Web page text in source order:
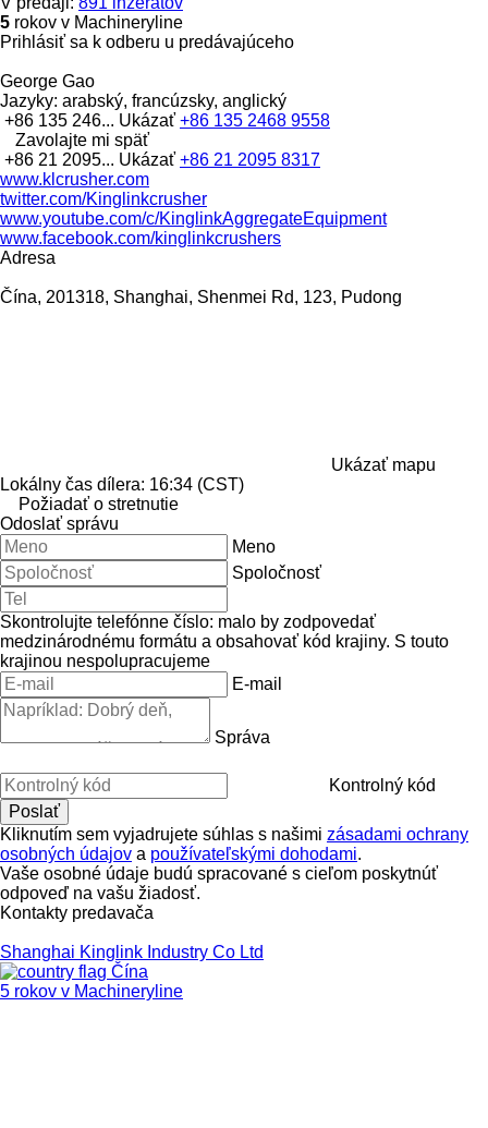
5 rokov v Machineryline
Prihlásiť sa k odberu u predávajúceho
George Gao
Jazyky: arabský, francúzsky, anglický
+86 135 246... Ukázať +86 135 2468 9558
Zavolajte mi späť
+86 21 2095... Ukázať +86 21 2095 8317
www.klcrusher.com
twitter.com/Kinglinkcrusher
www.youtube.com/c/KinglinkAggregateEquipment
www.facebook.com/kinglinkcrushers
Adresa
Čína, 201318, Shanghai, Shenmei Rd, 123, Pudong
Ukázať mapu
Lokálny čas dílera: 16:34 (CST)
Požiadať o stretnutie
Odoslať správu
Meno
Spoločnosť
Skontrolujte telefónne číslo: malo by zodpovedať
medzinárodnému formátu a obsahovať kód krajiny. S touto
krajinou nespolupracujeme
E-mail
Správa
Kontrolný kód
Kliknutím sem vyjadrujete súhlas s našimi zásadami ochrany
osobných údajov a používateľskými dohodami.
Vaše osobné údaje budú spracované s cieľom poskytnúť
odpoveď na vašu žiadosť.
Kontakty predavača
Shanghai Kinglink Industry Co Ltd
Čína
5 rokov v Machineryline